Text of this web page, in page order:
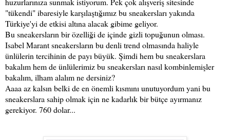
"tükendi" ibaresiyle karşılaştığımız bu sneakersları yakında
Türkiye'yi de etkisi altına alacak gibime geliyor.
Bu sneakersların bir özelliği de içinde gizli topuğunun olması.
Isabel Marant sneakersların bu denli trend olmasında haliyle
ünlülerin tercihinin de payı büyük. Şimdi hem bu sneakerslara
bakalım hem de ünlülerimiz bu sneakersları nasıl kombinlemişler
bakalım, ilham alalım ne dersiniz?
Aaaa az kalsın belki de en önemli kısmını unutuyordum yani bu
sneakerslara sahip olmak için ne kadarlık bir bütçe ayırmanız
gerekiyor. 760 dolar...